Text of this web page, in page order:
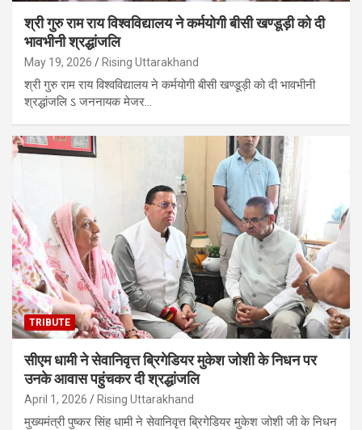
श्री गुरु राम राय विश्वविद्यालय ने कर्मयोगी बीसी खण्डूड़ी को दी
भावभीनी श्रद्धांजलि
May 19, 2026 Rising Uttarakhand
श्री गुरु राम राय विश्वविद्यालय ने कर्मयोगी बीसी खण्डूड़ी को दी भावभीनी
श्रद्धांजलि ऽ जननायक मेजर…
TRIBUTE
सीएम धामी ने सेवानिवृत्त ब्रिगेडियर मुकेश जोशी के निधन पर
उनके आवास पहुंचकर दी श्रद्धांजलि
April 1, 2026 Rising Uttarakhand
मुख्यमंत्री पुष्कर सिंह धामी ने सेवानिवृत्त ब्रिगेडियर मुकेश जोशी जी के निधन